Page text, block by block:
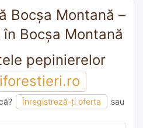
Bocşa Montană –
Bocşa Montană
pepinierelor
Înregistreză-ți oferta
sau